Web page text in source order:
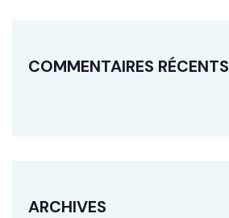
COMMENTAIRES RÉCENTS
ARCHIVES